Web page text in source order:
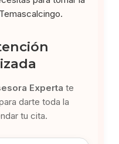
Experta te
darte toda la
tu cita.